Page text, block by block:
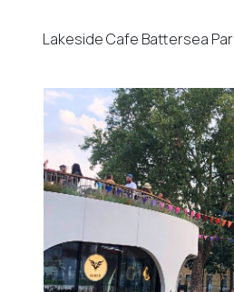
Lakeside Cafe Battersea